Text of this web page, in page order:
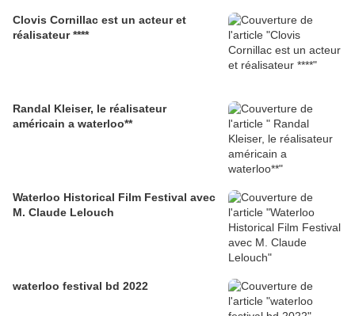
Clovis Cornillac est un acteur et
réalisateur ****
Randal Kleiser, le réalisateur
américain a waterloo**
Waterloo Historical Film Festival avec
M. Claude Lelouch
waterloo festival bd 2022